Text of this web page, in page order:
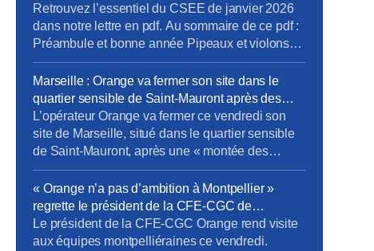
Retrouvez l’essentiel du CSEE de janvier 2026
dans notre lettre en pdf. Au sommaire de ce pdf :
Préambule et bonne année Pipeaux et violons
Tout va bien madame la marquise Cro-Magnon et
Neandertal Prochain CSEE pour vos élus du 24
au 26 mars.
Marseille : Orange va fermer son site dans le
quartier sensible de Saint-Mauront après des
«tensions» – Europe 1
L’opérateur Orange va fermer ce vendredi son
site de Marseille, situé dans le quartier sensible
de Saint-Mauront, après une « montée des
tensions », indique la direction régionale du
groupe. Environ 1.000 personnes travaillent dans
ces locaux de la cité phocéenne. L’entreprise
attend « un retour à une situation apaisée dans le
quartier ». […]Les salariés ont dû être […]
« Orange n’a pas d’ambition à Montpellier »
regrette le président de la CFE-CGC de
l’entreprise – Ici l’Herault
Le président de la CFE-CGC Orange rend visite
aux équipes montpelliéraines ce vendredi.